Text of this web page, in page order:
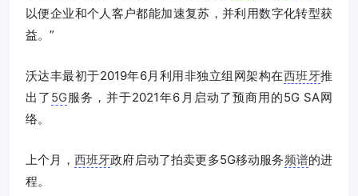
以便企业和个人客户都能加速复苏，并利用数字化转型获
益。”
沃达丰最初于2019年6月利用非独立组网架构在西班牙推
出了 5G服务，并于2021年6月启动了预商用的5G SA网
络。
上个月， 西班牙政府启动了拍卖更多5G移动服务频谱的进
程。